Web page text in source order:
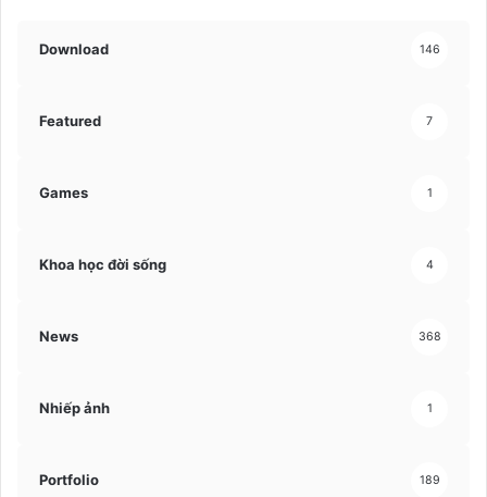
Download 146
Featured 7
Games 1
Khoa học đời sống 4
News 368
Nhiếp ảnh 1
Portfolio 189